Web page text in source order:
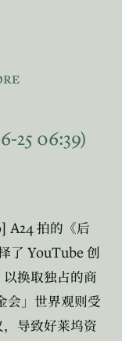
25 06:39)
A24拍的《后
了 YouTube创
换取独占的商
会」世界观则受
，导致好莱坞资